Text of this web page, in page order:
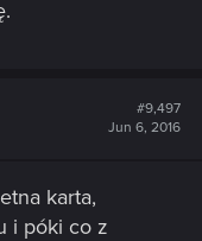
#9,497
Jun 6, 2016
karta,
i póki co z